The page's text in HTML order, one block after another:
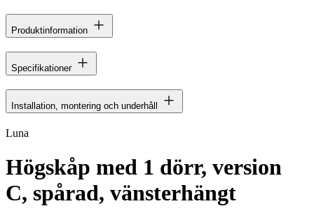
Produktinformation
Specifikationer
Installation, montering och underhåll
Luna
Högskåp med 1 dörr, version
C, spårad, vänsterhängt